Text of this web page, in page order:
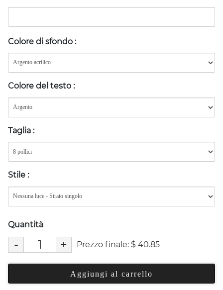
Colore di sfondo :
Colore del testo :
Taglia :
Stile :
Quantità
- + Prezzo finale: $ 40.85
Aggiungi al carrello